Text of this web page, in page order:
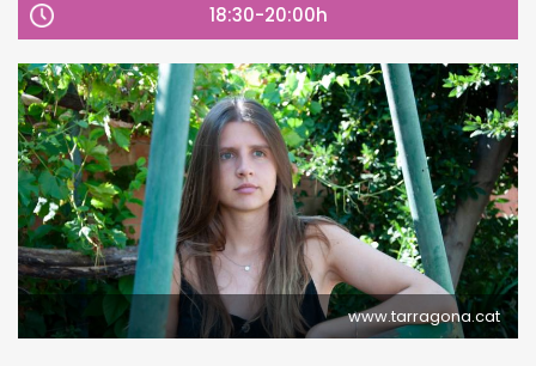
18:30-20:00h
www.tarragona.cat